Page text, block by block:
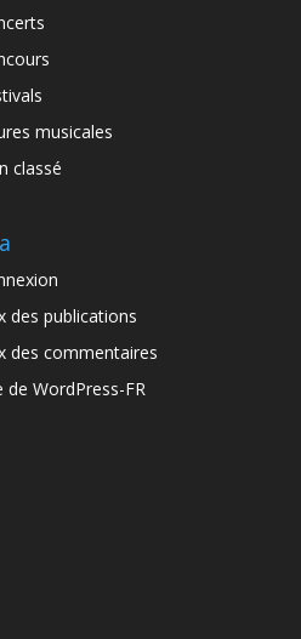
musicales
classé
des publications
des commentaires
de WordPress-FR